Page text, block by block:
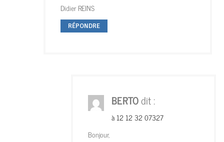
Didier REINS
RÉPONDRE
BERTOdit :
à 12 12 32 07327
Bonjour,